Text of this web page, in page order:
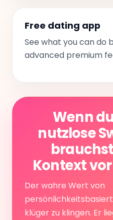
Free dating app
See what you can do
advanced premium
Wenn
nutzlose
Kontext
Der wahre Wert von
klüger zu klingen. Er